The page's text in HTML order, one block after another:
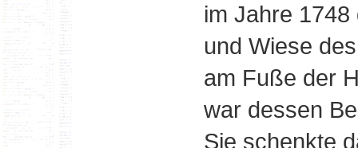
im Jahre
und Wiese
am Fuße der
war dessen
Sie schenkte